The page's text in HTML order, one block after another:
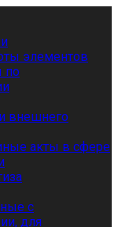
элементов
по
внешнего
акты в сфере
с
для